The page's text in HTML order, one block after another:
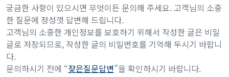
궁금한 사항이 있으시면 무엇이든 문의해 주세요. 고객님의 소중
한 질문에 정성껏 답변해 드립니다.
고객님의 소중한 개인정보를 보호하기 위해서 작성한 글은 비밀
글로 저장되므로, 작성한 글의 비밀번호를 기억해 두시기 바랍니
다.
문의하시기 전에 “잦은질문답변”을 확인하시기 바랍니다.